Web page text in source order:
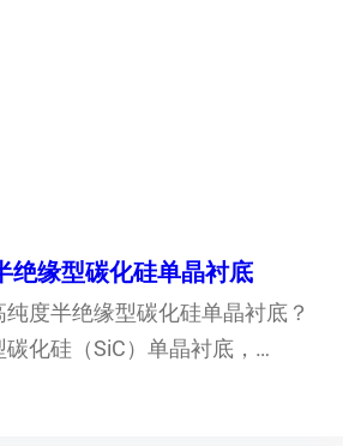
绝缘型碳化硅单晶衬底
度半绝缘型碳化硅单晶衬底？
碳化硅（SiC）单晶衬底，…